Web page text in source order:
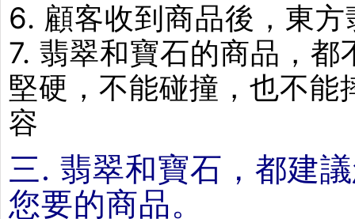
6. 顧客收到商品後，東
7. 翡翠和寶石的商品，
堅硬，不能碰撞，也不
容
三. 翡翠和寶石，都建
您要的商品。